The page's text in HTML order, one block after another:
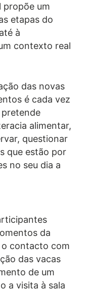
propõe um
etapas do
à
contexto real
das novas
é cada vez
alimentar,
questionar
que estão por
no seu dia a
da
contacto com
das vacas
de um
a visita à sala